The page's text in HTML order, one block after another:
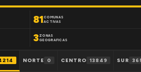
81 COMUNAS
ACTIVAS
3 ZONAS
GEOGRAFICAS
NORTE 0 CENTRO 13849 SUR